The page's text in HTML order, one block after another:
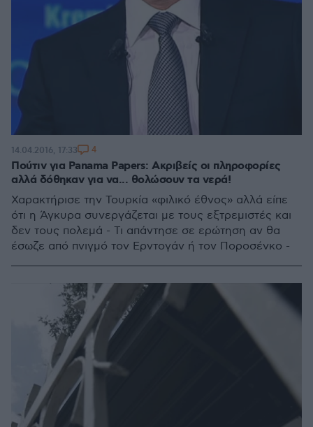
Πούτιν για Panama Papers: Ακριβείς οι πληροφορίες
αλλά δόθηκαν για να... θολώσουν τα νερά!
Χαρακτήρισε την Τουρκία «φιλικό έθνος» αλλά είπε
ότι η Άγκυρα συνεργάζεται με τους εξτρεμιστές και
δεν τους πολεμά - Τι απάντησε σε ερώτηση αν θα
έσωζε από πνιγμό τον Ερντογάν ή τον Ποροσένκο -
14.04.2016, 17:33 4